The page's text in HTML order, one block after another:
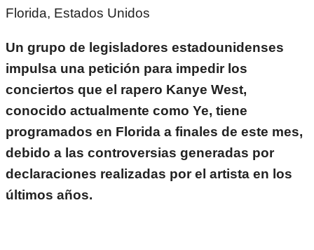
Florida, Estados Unidos
Un grupo de legisladores estadounidenses
impulsa una petición para impedir los
conciertos que el rapero Kanye West,
conocido actualmente como Ye, tiene
programados en Florida a finales de este mes,
debido a las controversias generadas por
declaraciones realizadas por el artista en los
últimos años.